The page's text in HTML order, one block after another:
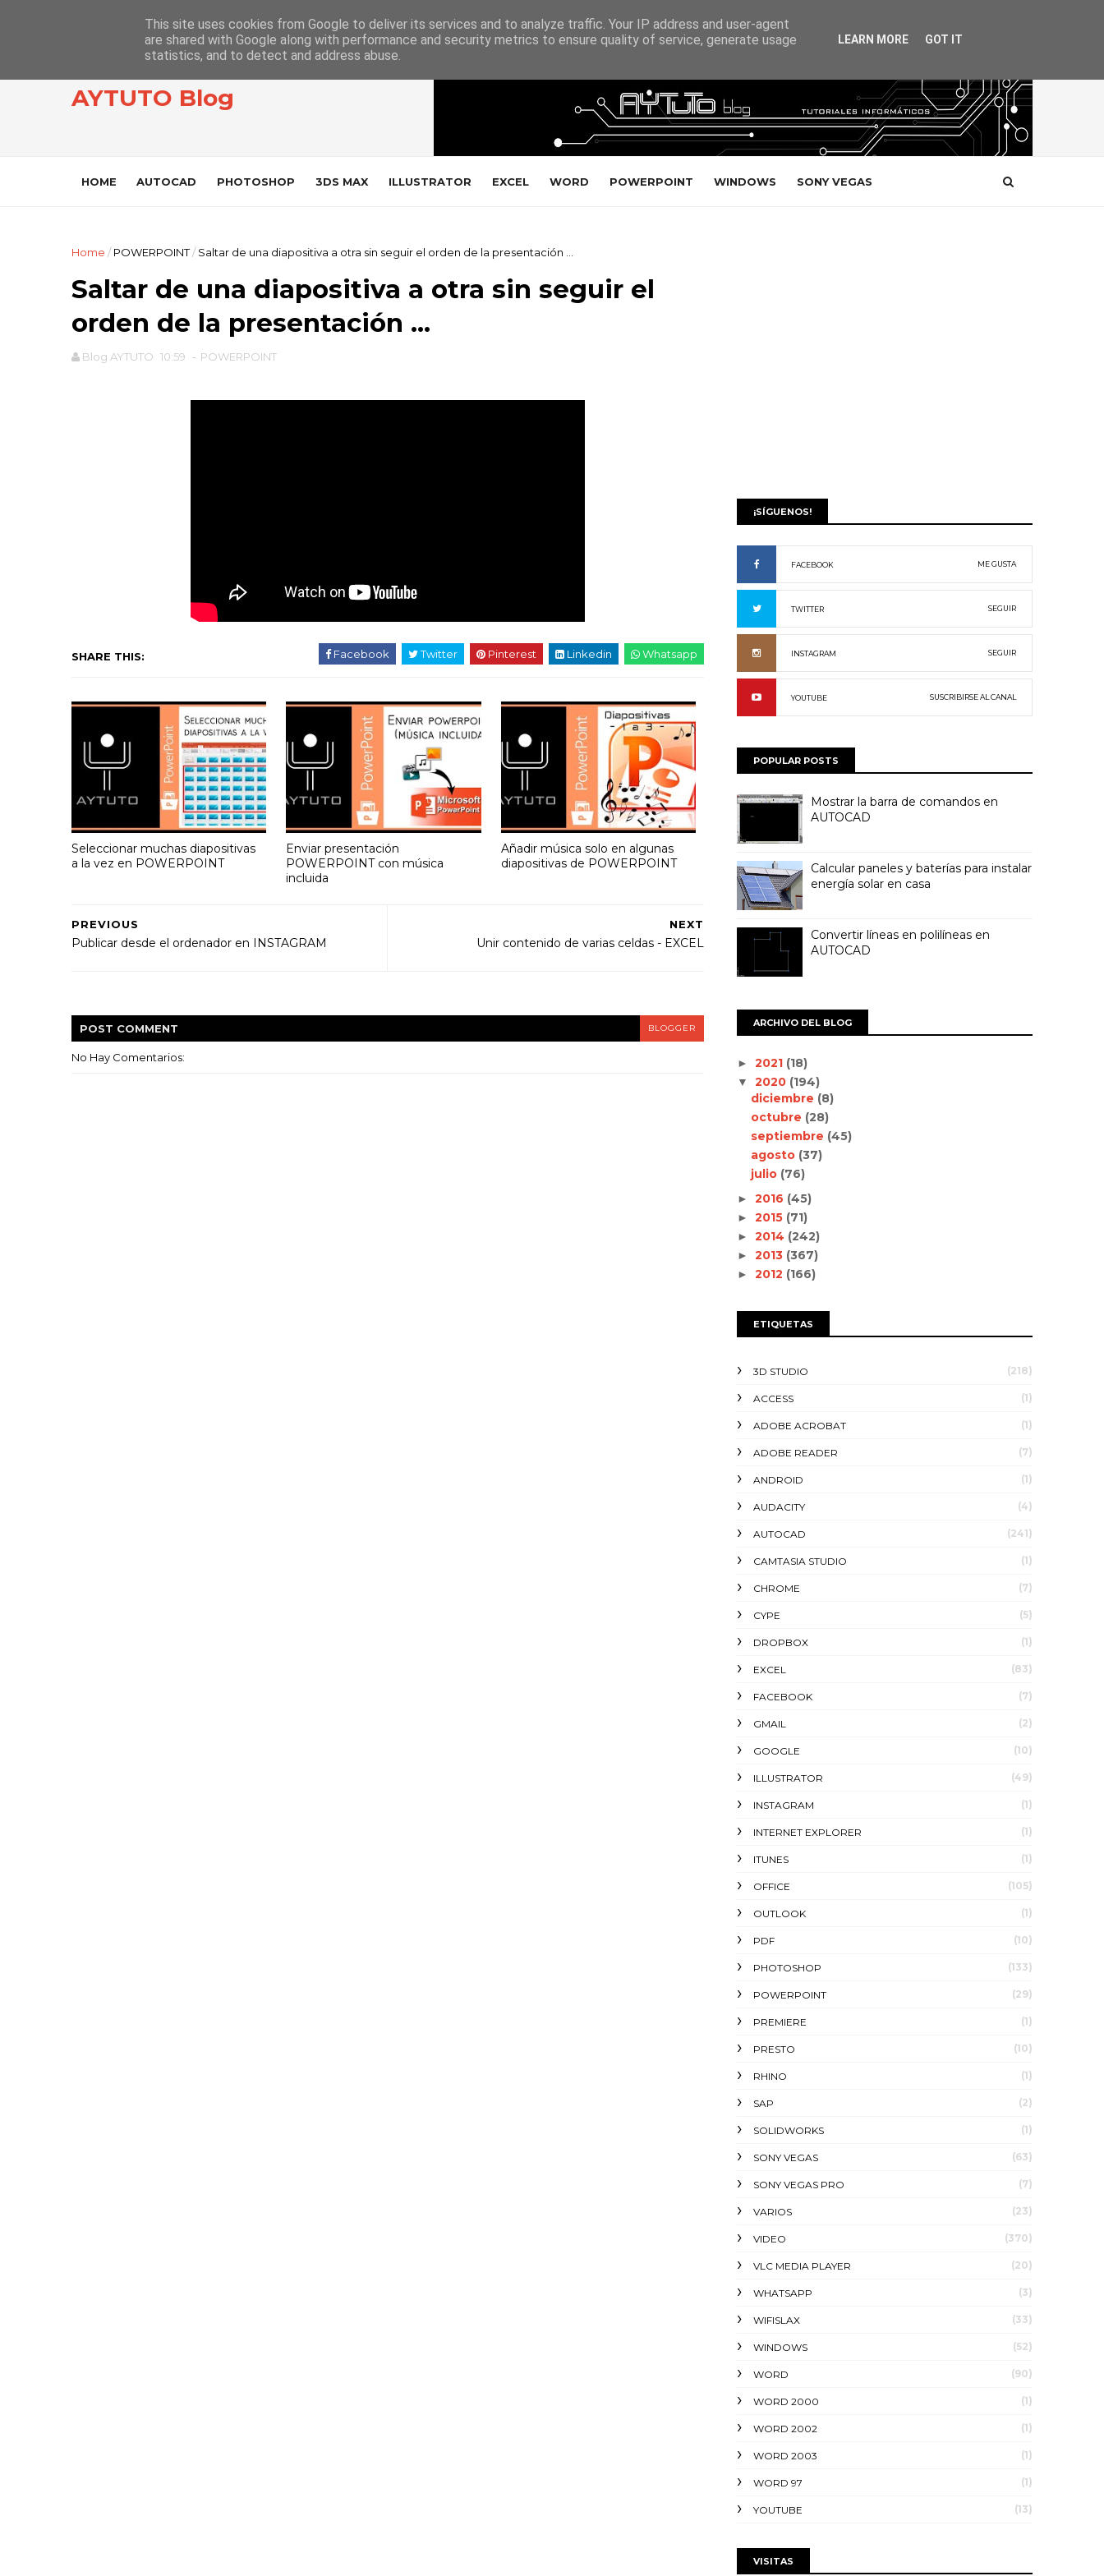
AYTUTO Blog
HOME AUTOCAD PHOTOSHOP 3DS MAX ILLUSTRATOR EXCEL WORD POWERPOINT WINDOWS SONY VEGAS
Home / POWERPOINT/ Saltar de una diapositiva a otra sin seguir el orden de la presentación ...
Saltar de una diapositiva a otra sin seguir el
orden de la presentación ...
Blog AYTUTO 10:59 - POWERPOINT
SHARE THIS: Facebook Twitter Pinterest Linkedin Whatsapp
Seleccionar muchas diapositivas
a la vez en POWERPOINT
Enviar presentación
POWERPOINT con música
incluida
Añadir música solo en algunas
diapositivas de POWERPOINT
NEXT
Unir contenido de varias celdas - EXCEL
PREVIOUS
Publicar desde el ordenador en INSTAGRAM
POST COMMENT BLOGGER
No Hay Comentarios:
¡SÍGUENOS!
FACEBOOK ME GUSTA
TWITTER SEGUIR
INSTAGRAM SEGUIR
YOUTUBE SUSCRIBIRSE AL CANAL
POPULAR POSTS
Mostrar la barra de comandos en
AUTOCAD
Calcular paneles y baterías para instalar
energía solar en casa
Convertir líneas en polilíneas en
AUTOCAD
ARCHIVO DEL BLOG
► 2021 (18)
▼ 2020 (194)
diciembre (8)
octubre (28)
septiembre (45)
agosto (37)
julio (76)
► 2016 (45)
► 2015 (71)
► 2014 (242)
► 2013 (367)
► 2012 (166)
ETIQUETAS
3D STUDIO (218)
ACCESS (1)
ADOBE ACROBAT (1)
ADOBE READER (7)
ANDROID (1)
AUDACITY (4)
AUTOCAD (241)
CAMTASIA STUDIO (1)
CHROME (7)
CYPE (5)
DROPBOX (1)
EXCEL (83)
FACEBOOK (7)
GMAIL (2)
GOOGLE (10)
ILLUSTRATOR (49)
INSTAGRAM (1)
INTERNET EXPLORER (1)
ITUNES (1)
OFFICE (105)
OUTLOOK (1)
PDF (10)
PHOTOSHOP (133)
POWERPOINT (29)
PREMIERE (1)
PRESTO (10)
RHINO (1)
SAP (2)
SOLIDWORKS (1)
SONY VEGAS (63)
SONY VEGAS PRO (7)
VARIOS (23)
VIDEO (370)
VLC MEDIA PLAYER (20)
WHATSAPP (3)
WIFISLAX (33)
WINDOWS (52)
WORD (90)
WORD 2000 (1)
WORD 2002 (1)
WORD 2003 (1)
WORD 97 (1)
YOUTUBE (13)
VISITAS
This site uses cookies from Google to deliver its services and to analyze traffic. Your IP address and user-agent
are shared with Google along with performance and security metrics to ensure quality of service, generate usage
statistics, and to detect and address abuse.
LEARN MORE GOT IT